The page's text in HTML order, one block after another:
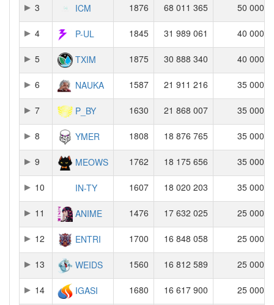
3 ICM 1876 68 011 365 50 000
4 P-UL 1845 31 989 061 40 000
5 TXIM 1875 30 888 340 40 000
6 NAUKA 1587 21 911 216 35 000
7 P_BY 1630 21 868 007 35 000
8 YMER 1808 18 876 765 35 000
9 MEOWS 1762 18 175 656 35 000
10 IN-TY 1607 18 020 203 35 000
11 ANIME 1476 17 632 025 25 000
12 ENTRI 1700 16 848 058 25 000
13 WEIDS 1560 16 812 589 25 000
14 IGASI 1680 16 617 900 25 000